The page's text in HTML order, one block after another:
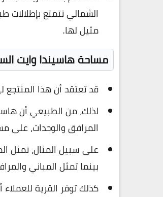
الشمالي تتمتع بإطلالات
مثيل لها.
مساحة هاسيندا وايت
قد تعتقد أن هذا المنتجع
لذلك، من الطبيعي أن
المرافق والوحدات، على
بينما تمثل المباني والمرافق 20٪
كذلك توفر القرية